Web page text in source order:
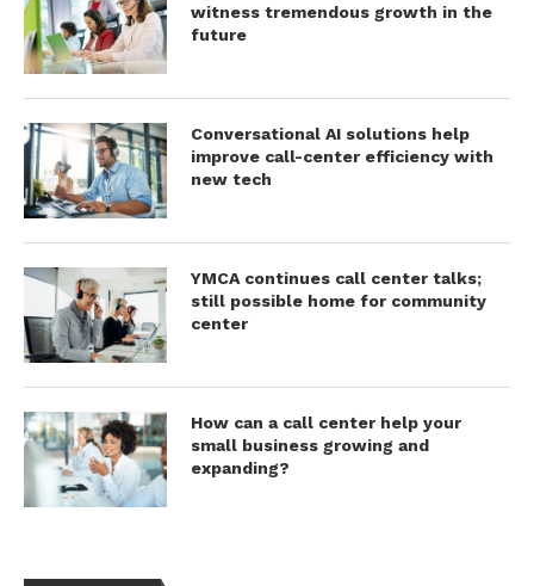
witness tremendous growth in the
future
Conversational AI solutions help
improve call-center efficiency with
new tech
YMCA continues call center talks;
still possible home for community
center
How can a call center help your
small business growing and
expanding?